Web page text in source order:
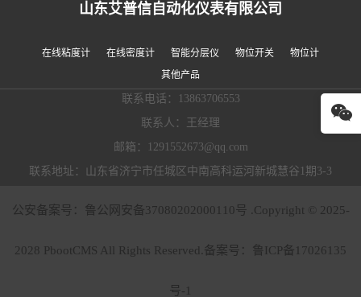
山东艾普信自动化仪表有限公司
在线粘度计 在线密度计 智能分层仪 物位开关
物位计
其他产品
联系电话：13863706553
联系人：王经理
邮箱：1291552673@qq.com
联系地址：山东省济宁市任城区中南高科运河新城慧谷1期3-3
公安备案号：鲁公网安备37080202000110号 .Copyright © 2025-
2028 PbootCMS All Rights Reserved.备案号： 鲁ICP备17026135
号-1